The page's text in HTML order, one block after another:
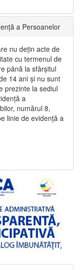
a Persoanelor
nu dețin acte de
cu termenul de
până la sfârșitul
14 ani și nu sunt
prezinte la sediul
a
numărul 8,
linie de evidență a